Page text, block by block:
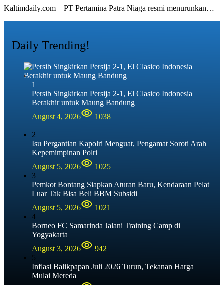
Kaltimdaily.com – PT Pertamina Patra Niaga resmi menurunkan…
Daily Trending!
1
Persib Singkirkan Persija 2-1, El Clasico Indonesia
Berakhir untuk Maung Bandung
August 4, 2026
1038
2
Isu Pergantian Kapolri Menguat, Pengamat Soroti Arah
Kepemimpinan Polri
August 5, 2026
1025
3
Pemkot Bontang Siapkan Aturan Baru, Kendaraan Pelat
Luar Tak Bisa Beli BBM Subsidi
August 5, 2026
1021
4
Borneo FC Samarinda Jalani Training Camp di
Yogyakarta
August 3, 2026
942
5
Inflasi Balikpapan Juli 2026 Turun, Tekanan Harga
Mulai Mereda